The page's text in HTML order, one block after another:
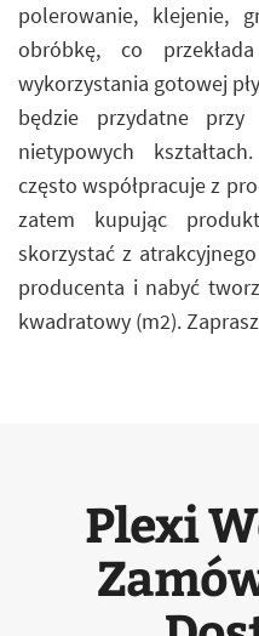
polerowanie, klejenie,
obróbkę, co
wykorzystania gotowej
będzie przydatne
nietypowych
często współpracuje z
zatem kupując
skorzystać z
producenta i nabyć
kwadratowy (m2).
Plexi